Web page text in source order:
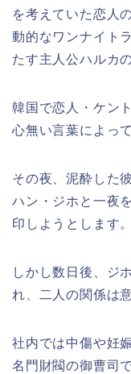
を考えていた恋人
動的なワンナイト
たす主人公ハルカ
韓国で恋人・ケン
心無い言葉によっ
その夜、泥酔した
ハン・ジホと一夜
印しようとします。
しかし数日後、ジ
れ、二人の関係は
社内では中傷や妊
名門財閥の御曹司